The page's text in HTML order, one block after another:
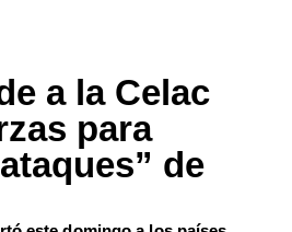
a la Celac
para
de